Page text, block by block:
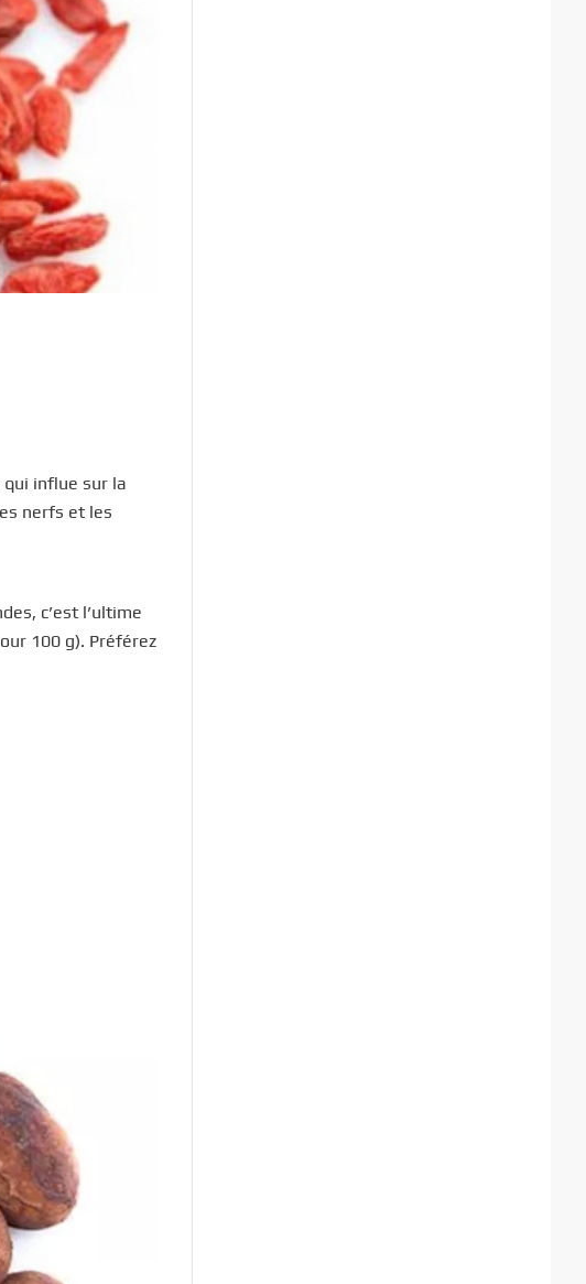
influe sur la
nerfs et les
c’est l’ultime
100 g). Préférez